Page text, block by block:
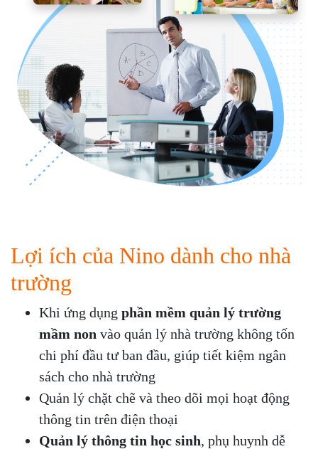
Lợi ích của Nino dành cho nhà
trường
Khi ứng dụng phần mềm quản lý trường
mầm non vào quản lý nhà trường không tốn
chi phí đầu tư ban đầu, giúp tiết kiệm ngân
sách cho nhà trường
Quản lý chặt chẽ và theo dõi mọi hoạt động
thông tin trên điện thoại
Quản lý thông tin học sinh, phụ huynh dễ